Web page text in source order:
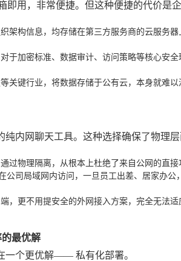
用，非常便捷。但这种便捷的代价是
架构信息，均存储在第三方服务商的云服务
于加密标准、数据审计、访问策略等核心安
关键行业，将数据存储于公有云，本身就难
内网聊天工具。这种选择确保了物理
过物理隔离，从根本上杜绝了来自公网的直接
公司局域网内访问，一旦员工出差、居家办
，更不用提安全的外网接入方案，完全无法
最优解
一个更优解—— 私有化部署。